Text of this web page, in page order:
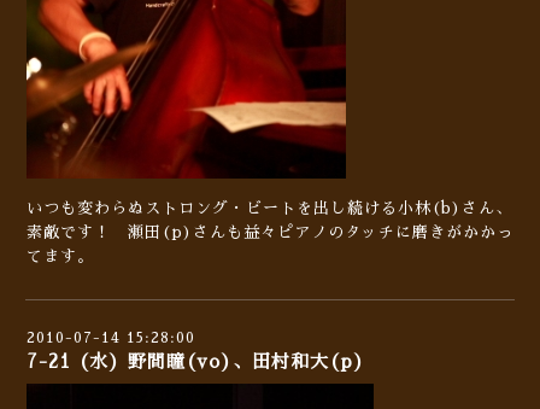
いつも変わらぬストロング・ビートを出し続ける小林(b)さん、
素敵です！ 瀬田(p)さんも益々ピアノのタッチに磨きがかかっ
てます。
2010-07-14 15:28:00
7-21 (水) 野間瞳(vo)、田村和大(p)